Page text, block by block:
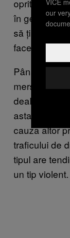
oprit poliția,
în geantă.
să țin
face așa
Până la
mers. N-au
dealing-ului
asta făceau
cauza altor
traficului de
tipul are
un tip violent.
our